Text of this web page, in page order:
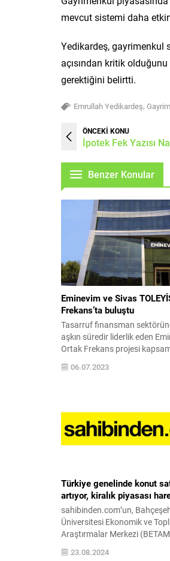
mevcut sistemi daha
Yedikardeş, gayrimenkul
açısından kritik
gerektiğini belirtti.
Emrullah Yedikardeş,
ÖNCEKİ KONU
İpotek Fek Yazısı
Benzer Konular
Eminevim ve Sivas
Frekans’ta buluştu
Tasarruf finansman
aşkın süredir liderlik eden
Ortak Frekans projesi
Türkiye Otel Lokanta
İşçileri Sendikası (TOLEYIS)
hizmetinden indirimli olarak
fırsatı bulacak. Eminevim,
Frekans projesi kapsamında
06.07.2023
Türkiye genelinde konut
artıyor, kiralık piyasası
sahibinden.com’un,
Üniversitesi Ekonomik ve
Araştırmalar Merkezi
hazırlanan “sahibindex Kiralık
Konut Piyasası Görünümü”
23.08.2024